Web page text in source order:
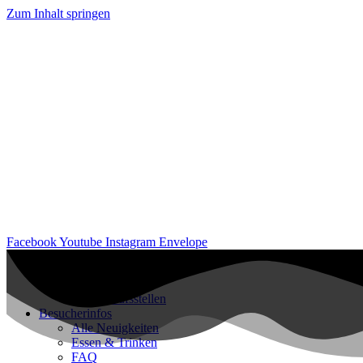
Zum Inhalt springen
Vorverkaufsstellen
Besucherinfos
Alle Neuigkeiten
Essen & Trinken
FAQ
FacebookYoutube Instagram Envelope